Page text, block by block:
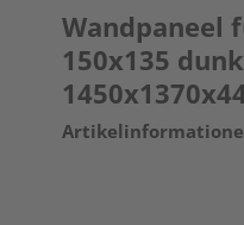
Wandpaneel
150x135